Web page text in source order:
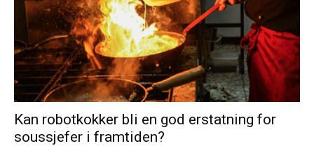
Kan robotkokker bli en god erstatning for
soussjefer i framtiden?